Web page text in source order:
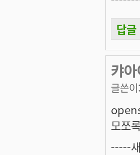
답글
캬
글쓴이:
모쪼
-----